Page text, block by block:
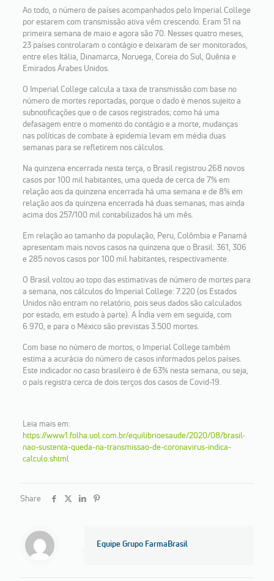
Ao todo, o número de países acompanhados pelo Imperial College
por estarem com transmissão ativa vêm crescendo. Eram 51 na
primeira semana de maio e agora são 70. Nesses quatro meses,
23 países controlaram o contágio e deixaram de ser monitorados,
entre eles Itália, Dinamarca, Noruega, Coreia do Sul, Quênia e
Emirados Árabes Unidos.
O Imperial College calcula a taxa de transmissão com base no
número de mortes reportadas, porque o dado é menos sujeito a
subnotificações que o de casos registrados; como há uma
defasagem entre o momento do contágio e a morte, mudanças
nas políticas de combate à epidemia levam em média duas
semanas para se refletirem nos cálculos.
Na quinzena encerrada nesta terça, o Brasil registrou 268 novos
casos por 100 mil habitantes, uma queda de cerca de 7% em
relação aos da quinzena encerrada há uma semana e de 8% em
relação aos da quinzena encerrada há duas semanas, mas ainda
acima dos 257/100 mil contabilizados há um mês.
Em relação ao tamanho da população, Peru, Colômbia e Panamá
apresentam mais novos casos na quinzena que o Brasil: 361, 306
e 285 novos casos por 100 mil habitantes, respectivamente.
O Brasil voltou ao topo das estimativas de número de mortes para
a semana, nos cálculos do Imperial College: 7.220 (os Estados
Unidos não entram no relatório, pois seus dados são calculados
por estado, em estudo à parte). A Índia vem em seguida, com
6.970, e para o México são previstas 3.500 mortes.
Com base no número de mortos, o Imperial College também
estima a acurácia do número de casos informados pelos países.
Este indicador no caso brasileiro é de 63% nesta semana, ou seja,
o país registra cerca de dois terços dos casos de Covid-19.
Leia mais em:
https://www1.folha.uol.com.br/equilibrioesaude/2020/08/brasil-
nao-sustenta-queda-na-transmissao-de-coronavirus-indica-
calculo.shtml
Share
Equipe Grupo FarmaBrasil